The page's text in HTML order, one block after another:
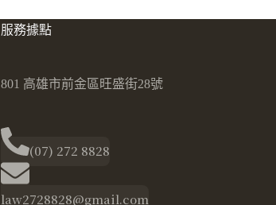
服務據點
801 高雄市前金區旺盛街28號
(07) 272 8828
law2728828@gmail.com